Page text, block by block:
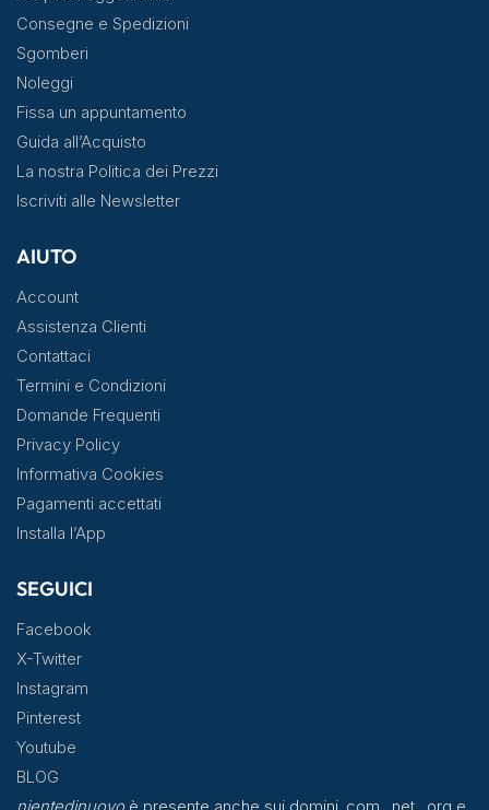
Consegne e Spedizioni
Sgomberi
Noleggi
Fissa un appuntamento
Guida all’Acquisto
La nostra Politica dei Prezzi
Iscriviti alle Newsletter
AIUTO
Account
Assistenza Clienti
Contattaci
Termini e Condizioni
Domande Frequenti
Privacy Policy
Informativa Cookies
Pagamenti accettati
Installa l’App
SEGUICI
Facebook
X-Twitter
Instagram
Pinterest
Youtube
BLOG